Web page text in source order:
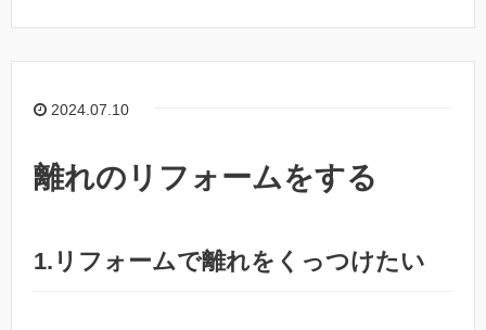
2024.07.10
離れのリフォームをする
1.リフォームで離れをくっつけたい